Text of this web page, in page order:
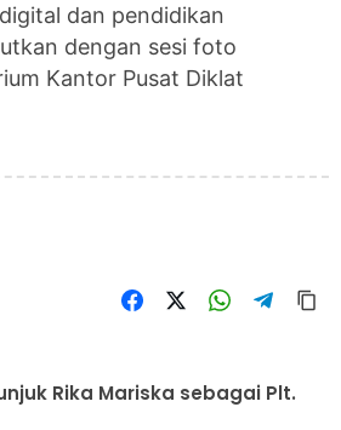
dan pendidikan
dengan sesi foto
Kantor Pusat Diklat
Rika Mariska sebagai Plt.